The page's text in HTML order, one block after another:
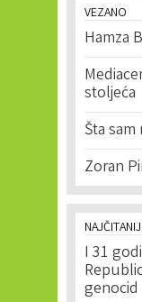
VEZANO
Hamza
stoljeća
Šta
Zoran
I 31